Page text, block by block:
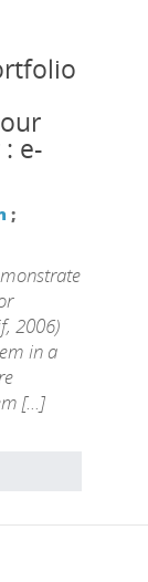
e-
;
2006)
in a
[...]